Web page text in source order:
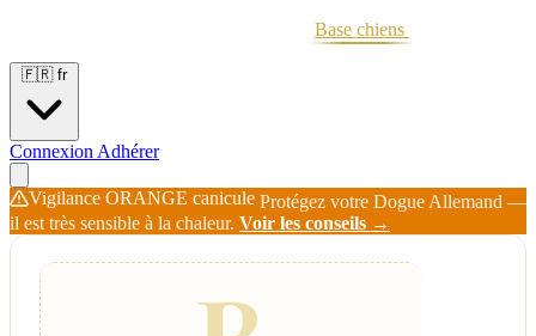
Base chiens
🇫🇷 fr
Connexion Adhérer
Vigilance ORANGE canicule Protégez votre Dogue Allemand —
il est très sensible à la chaleur. Voir les conseils →